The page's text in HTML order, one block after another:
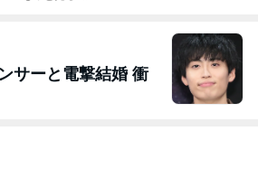
サーと電撃結婚 衝